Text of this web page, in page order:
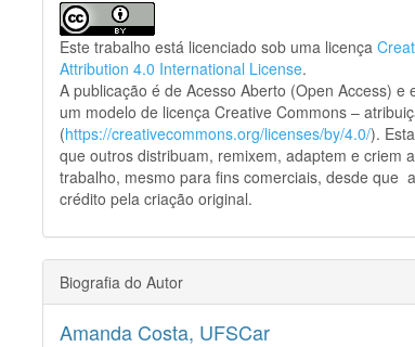
Este trabalho está licenciado sob uma licença
Attribution 4.0 International License.
A publicação é de Acesso Aberto (Open Access) e
um modelo de licença Creative Commons –
(https://creativecommons.org/licenses/by/4.0/).
que outros distribuam, remixem, adaptem e criem
trabalho, mesmo para fins comerciais, desde que
crédito pela criação original.
Biografia do Autor
Amanda Costa, UFSCar